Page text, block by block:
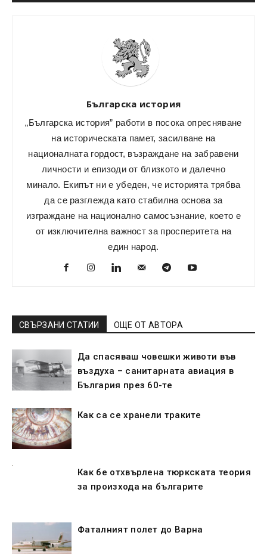
Българска история
„Българска история” работи в посока опресняване
на историческата памет, засилване на
националната гордост, възраждане на забравени
личности и епизоди от близкото и далечно
минало. Екипът ни е убеден, че историята трябва
да се разглежда като стабилна основа за
изграждане на национално самосъзнание, което е
от изключителна важност за просперитета на
един народ.
СВЪРЗАНИ СТАТИИ ОЩЕ ОТ АВТОРА
Да спасяваш човешки животи във
въздуха – санитарната авиация в
България през 60-те
Как са се хранeли траките
Как бе отхвърлена тюркската теория
за произхода на българите
Фаталният полет до Варна